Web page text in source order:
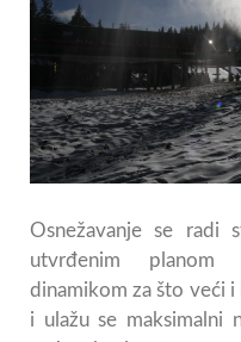
Osnežavanje se radi
utvrđenim planom
dinamikom za što veći
i ulažu se maksimalni